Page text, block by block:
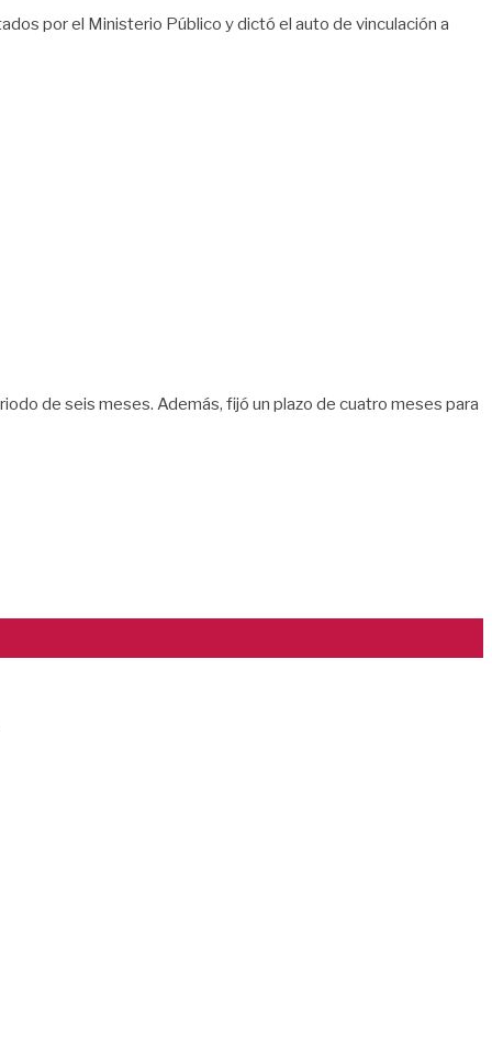
por el Ministerio Público y dictó el auto de vinculación a
de seis meses. Además, fijó un plazo de cuatro meses para